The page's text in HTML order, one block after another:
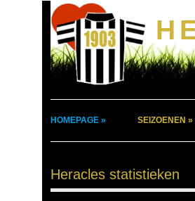
HOMEPAGE » SEIZOENEN »
Heracles statistieken